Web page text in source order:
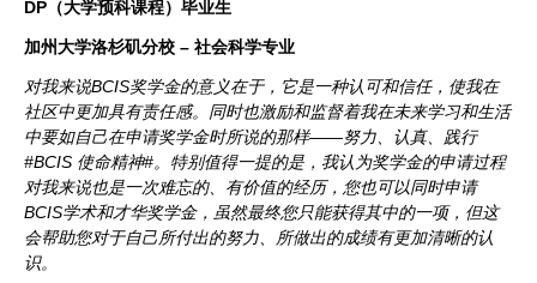
DP（大学预科课程）毕业生
加州大学洛杉矶分校 – 社会科学专业
对我来说BCIS奖学金的意义在于，它是一种认可和信任，使我在
社区中更加具有责任感。同时也激励和监督着我在未来学习和生活
中要如自己在申请奖学金时所说的那样——努力、认真、践行
#BCIS 使命精神#。特别值得一提的是，我认为奖学金的申请过程
对我来说也是一次难忘的、有价值的经历，您也可以同时申请
BCIS学术和才华奖学金，虽然最终您只能获得其中的一项，但这
会帮助您对于自己所付出的努力、所做出的成绩有更加清晰的认
识。